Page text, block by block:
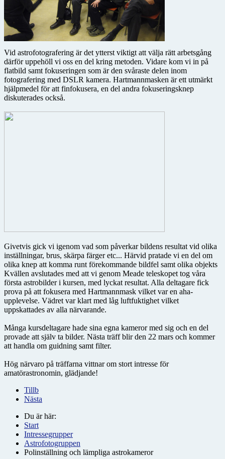
Vid astrofotografering är det ytterst viktigt att välja rätt arbetsgång
därför uppehöll vi oss en del kring metoden. Vidare kom vi in på
flatbild samt fokuseringen som är den svåraste delen inom
fotografering med DSLR kamera. Hartmannmasken är ett utmärkt
hjälpmedel för att finfokusera, en del andra fokuseringsknep
diskuterades också.
Givetvis gick vi igenom vad som påverkar bildens resultat vid olika
inställningar, brus, skärpa färger etc... Härvid pratade vi en del om
olika knep att komma runt förekommande bildfel samt olika objekts
Kvällen avslutades med att vi genom Meade teleskopet tog våra
första astrobilder i kursen, med lyckat resultat. Alla deltagare fick
prova på att fokusera med Hartmannmask vilket var en aha-
upplevelse. Vädret var klart med låg luftfuktighet vilket
uppskattades av alla närvarande.
Många kursdeltagare hade sina egna kameror med sig och en del
provade att själv ta bilder. Nästa träff blir den 22 mars och kommer
att handla om guidning samt filter.
Hög närvaro på träffarna vittnar om stort intresse för
amatörastronomin, glädjande!
Tillb
Nästa
Du är här:
Start
Intressegrupper
Astrofotogruppen
Polinställning och lämpliga astrokameror